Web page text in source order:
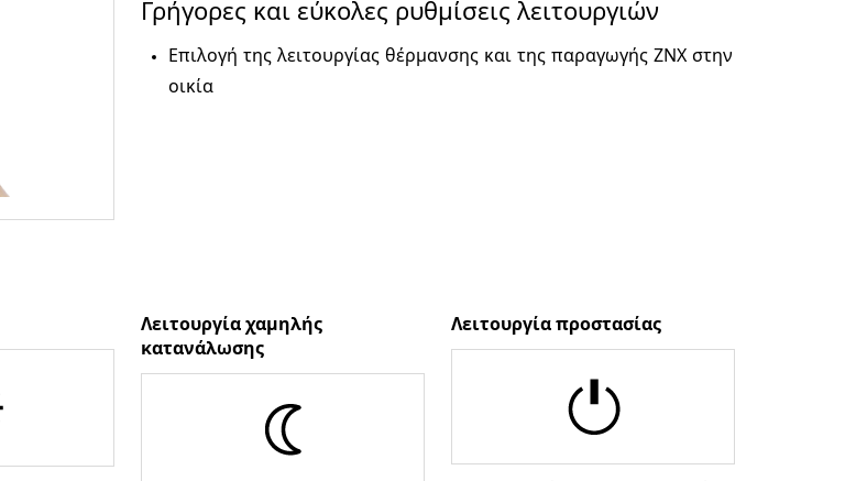
Γρήγορες και εύκολες ρυθμίσεις λειτουργιών
Επιλογή της λειτουργίας θέρμανσης και της παραγωγής ΖΝΧ στην
οικία
Λειτουργία χαμηλής
κατανάλωσης
Λειτουργία προστασίας